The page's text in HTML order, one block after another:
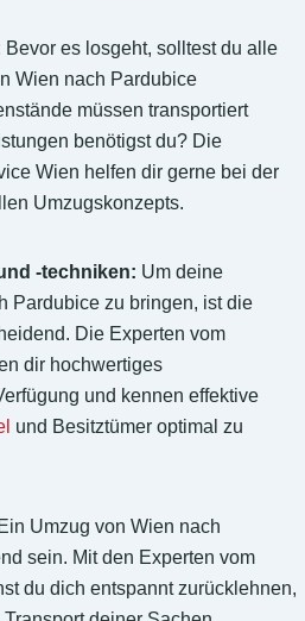
Bevor es losgeht, solltest du alle
Wien nach Pardubice
müssen transportiert
benötigst du? Die
Wien helfen dir gerne bei der
Umzugskonzepts.
-techniken: Um deine
Pardubice zu bringen, ist die
Die Experten vom
dir hochwertiges
und kennen effektive
und Besitztümer optimal zu
Ein Umzug von Wien nach
sein. Mit den Experten vom
du dich entspannt zurücklehnen,